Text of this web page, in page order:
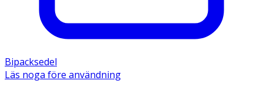
Bipacksedel
Läs noga före användning